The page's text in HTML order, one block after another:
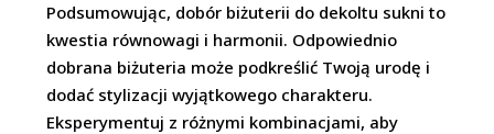
Podsumowując, dobór biżuterii do dekoltu sukni to
kwestia równowagi i harmonii. Odpowiednio
dobrana biżuteria może podkreślić Twoją urodę i
dodać stylizacji wyjątkowego charakteru.
Eksperymentuj z różnymi kombinacjami, aby